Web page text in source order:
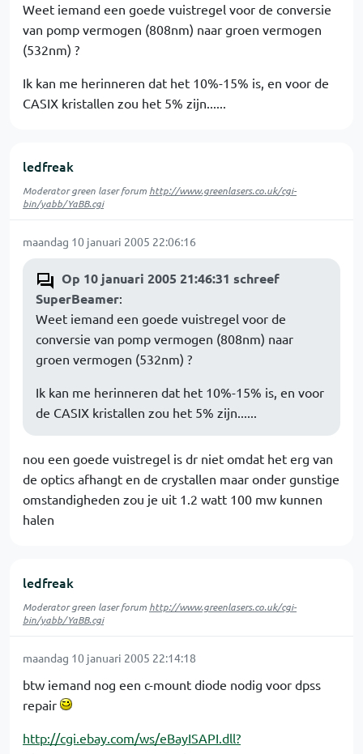
Weet iemand een goede vuistregel voor de conversie
van pomp vermogen (808nm) naar groen vermogen
(532nm) ?
Ik kan me herinneren dat het 10%-15% is, en voor de
CASIX kristallen zou het 5% zijn......
ledfreak
Moderator green laser forum http://www.greenlasers.co.uk/cgi-
bin/yabb/YaBB.cgi
maandag 10 januari 2005 22:06:16
Op 10 januari 2005 21:46:31 schreef
SuperBeamer:
Weet iemand een goede vuistregel voor de
conversie van pomp vermogen (808nm) naar
groen vermogen (532nm) ?
Ik kan me herinneren dat het 10%-15% is, en voor
de CASIX kristallen zou het 5% zijn......
nou een goede vuistregel is dr niet omdat het erg van
de optics afhangt en de crystallen maar onder gunstige
omstandigheden zou je uit 1.2 watt 100 mw kunnen
halen
ledfreak
Moderator green laser forum http://www.greenlasers.co.uk/cgi-
bin/yabb/YaBB.cgi
maandag 10 januari 2005 22:14:18
btw iemand nog een c-mount diode nodig voor dpss
repair
http://cgi.ebay.com/ws/eBayISAPI.dll?